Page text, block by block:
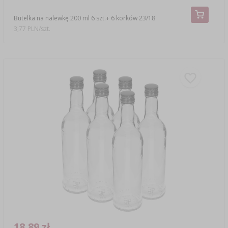
Butelka na nalewkę 200 ml 6 szt.+ 6 korków 23/18
3,77 PLN/szt.